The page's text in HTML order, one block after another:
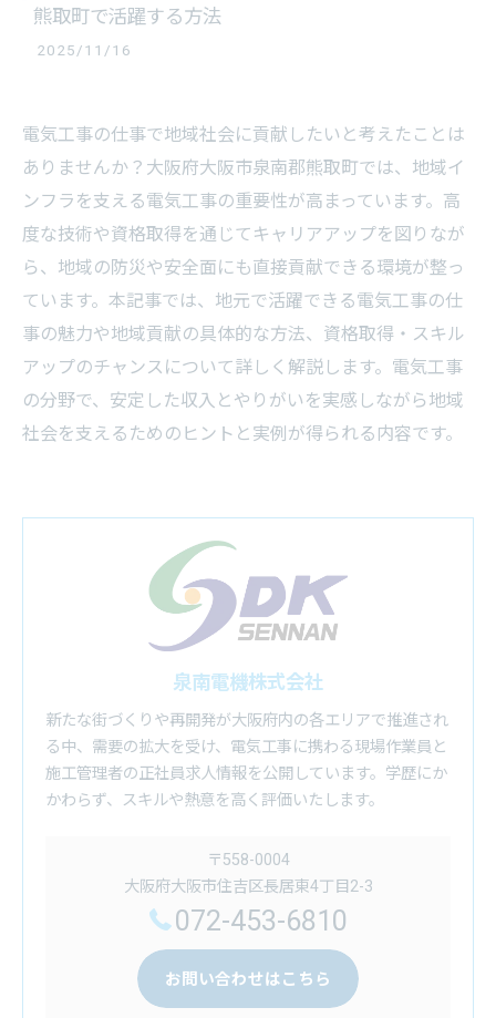
熊取町で活躍する方法
2025/11/16
電気工事の仕事で地域社会に貢献したいと考えたことは
ありませんか？大阪府大阪市泉南郡熊取町では、地域イ
ンフラを支える電気工事の重要性が高まっています。高
度な技術や資格取得を通じてキャリアアップを図りなが
ら、地域の防災や安全面にも直接貢献できる環境が整っ
ています。本記事では、地元で活躍できる電気工事の仕
事の魅力や地域貢献の具体的な方法、資格取得・スキル
アップのチャンスについて詳しく解説します。電気工事
の分野で、安定した収入とやりがいを実感しながら地域
社会を支えるためのヒントと実例が得られる内容です。
泉南電機株式会社
新たな街づくりや再開発が大阪府内の各エリアで推進され
る中、需要の拡大を受け、電気工事に携わる現場作業員と
施工管理者の正社員求人情報を公開しています。学歴にか
かわらず、スキルや熱意を高く評価いたします。
〒558-0004
大阪府大阪市住吉区長居東4丁目2-3
072-453-6810
お問い合わせはこちら